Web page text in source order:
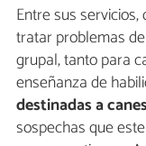
Entre sus
tratar problemas
grupal, tanto para
enseñanza de
destinadas a
sospechas que